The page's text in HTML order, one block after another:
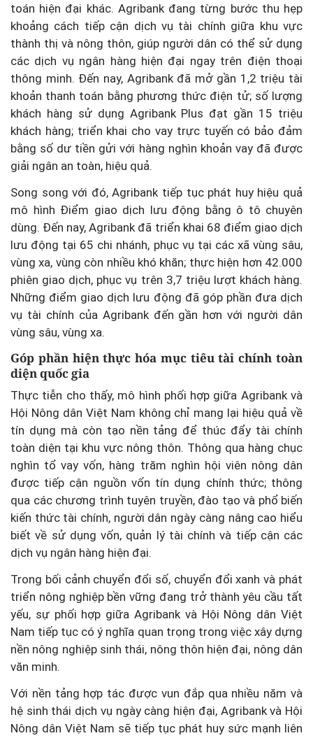
toán hiện đại khác. Agribank đang từng bước thu hẹp
khoảng cách tiếp cận dịch vụ tài chính giữa khu vực
thành thị và nông thôn, giúp người dân có thể sử dụng
các dịch vụ ngân hàng hiện đại ngay trên điện thoại
thông minh. Đến nay, Agribank đã mở gần 1,2 triệu tài
khoản thanh toán bằng phương thức điện tử; số lượng
khách hàng sử dụng Agribank Plus đạt gần 15 triệu
khách hàng; triển khai cho vay trực tuyến có bảo đảm
bằng số dư tiền gửi với hàng nghìn khoản vay đã được
giải ngân an toàn, hiệu quả.
Song song với đó, Agribank tiếp tục phát huy hiệu quả
mô hình Điểm giao dịch lưu động bằng ô tô chuyên
dùng. Đến nay, Agribank đã triển khai 68 điểm giao dịch
lưu động tại 65 chi nhánh, phục vụ tại các xã vùng sâu,
vùng xa, vùng còn nhiều khó khăn; thực hiện hơn 42.000
phiên giao dịch, phục vụ trên 3,7 triệu lượt khách hàng.
Những điểm giao dịch lưu động đã góp phần đưa dịch
vụ tài chính của Agribank đến gần hơn với người dân
vùng sâu, vùng xa.
Góp phần hiện thực hóa mục tiêu tài chính toàn
diện quốc gia
Thực tiễn cho thấy, mô hình phối hợp giữa Agribank và
Hội Nông dân Việt Nam không chỉ mang lại hiệu quả về
tín dụng mà còn tạo nền tảng để thúc đẩy tài chính
toàn diện tại khu vực nông thôn. Thông qua hàng chục
nghìn tổ vay vốn, hàng trăm nghìn hội viên nông dân
được tiếp cận nguồn vốn tín dụng chính thức; thông
qua các chương trình tuyên truyền, đào tạo và phổ biến
kiến thức tài chính, người dân ngày càng nâng cao hiểu
biết về sử dụng vốn, quản lý tài chính và tiếp cận các
dịch vụ ngân hàng hiện đại.
Trong bối cảnh chuyển đổi số, chuyển đổi xanh và phát
triển nông nghiệp bền vững đang trở thành yêu cầu tất
yếu, sự phối hợp giữa Agribank và Hội Nông dân Việt
Nam tiếp tục có ý nghĩa quan trọng trong việc xây dựng
nền nông nghiệp sinh thái, nông thôn hiện đại, nông dân
văn minh.
Với nền tảng hợp tác được vun đắp qua nhiều năm và
hệ sinh thái dịch vụ ngày càng hiện đại, Agribank và Hội
Nông dân Việt Nam sẽ tiếp tục phát huy sức mạnh liên